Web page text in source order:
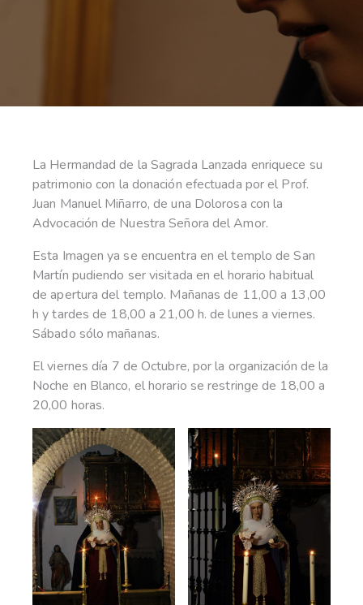
La Hermandad de la Sagrada Lanzada enriquece su
patrimonio con la donación efectuada por el Prof.
Juan Manuel Miñarro, de una Dolorosa con la
Advocación de Nuestra Señora del Amor.
Esta Imagen ya se encuentra en el templo de San
Martín pudiendo ser visitada en el horario habitual
de apertura del templo. Mañanas de 11,00 a 13,00
h y tardes de 18,00 a 21,00 h. de lunes a viernes.
Sábado sólo mañanas.
El viernes día 7 de Octubre, por la organización de la
Noche en Blanco, el horario se restringe de 18,00 a
20,00 horas.